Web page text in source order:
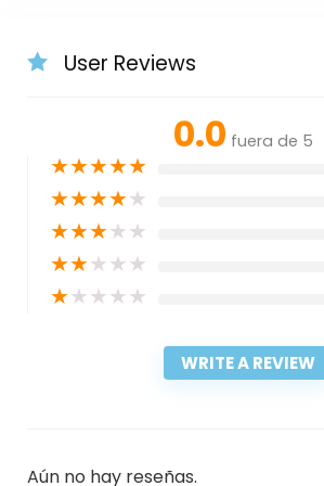
User Reviews
0.0 fuera de 5
★★★★★
★★★★★
★★★★★
★★★★★
★★★★★
WRITE A REVIEW
Aún no hay reseñas.